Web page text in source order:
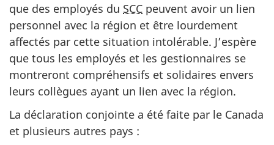
que des employés du SCC peuvent avoir un lien
personnel avec la région et être lourdement
affectés par cette situation intolérable. J’espère
que tous les employés et les gestionnaires se
montreront compréhensifs et solidaires envers
leurs collègues ayant un lien avec la région.
La déclaration conjointe a été faite par le Canada
et plusieurs autres pays :